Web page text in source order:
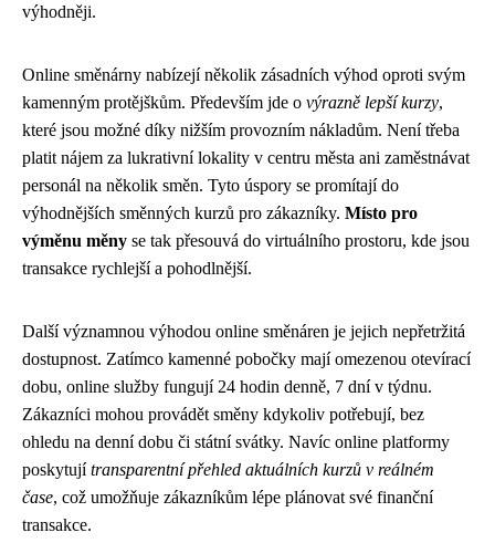
výhodněji.
Online směnárny nabízejí několik zásadních výhod oproti svým
kamenným protějškům. Především jde o výrazně lepší kurzy,
které jsou možné díky nižším provozním nákladům. Není třeba
platit nájem za lukrativní lokality v centru města ani zaměstnávat
personál na několik směn. Tyto úspory se promítají do
výhodnějších směnných kurzů pro zákazníky. Místo pro
výměnu měny se tak přesouvá do virtuálního prostoru, kde jsou
transakce rychlejší a pohodlnější.
Další významnou výhodou online směnáren je jejich nepřetržitá
dostupnost. Zatímco kamenné pobočky mají omezenou otevírací
dobu, online služby fungují 24 hodin denně, 7 dní v týdnu.
Zákazníci mohou provádět směny kdykoliv potřebují, bez
ohledu na denní dobu či státní svátky. Navíc online platformy
poskytujítransparentní přehled aktuálních kurzů v reálném
čase, což umožňuje zákazníkům lépe plánovat své finanční
transakce.